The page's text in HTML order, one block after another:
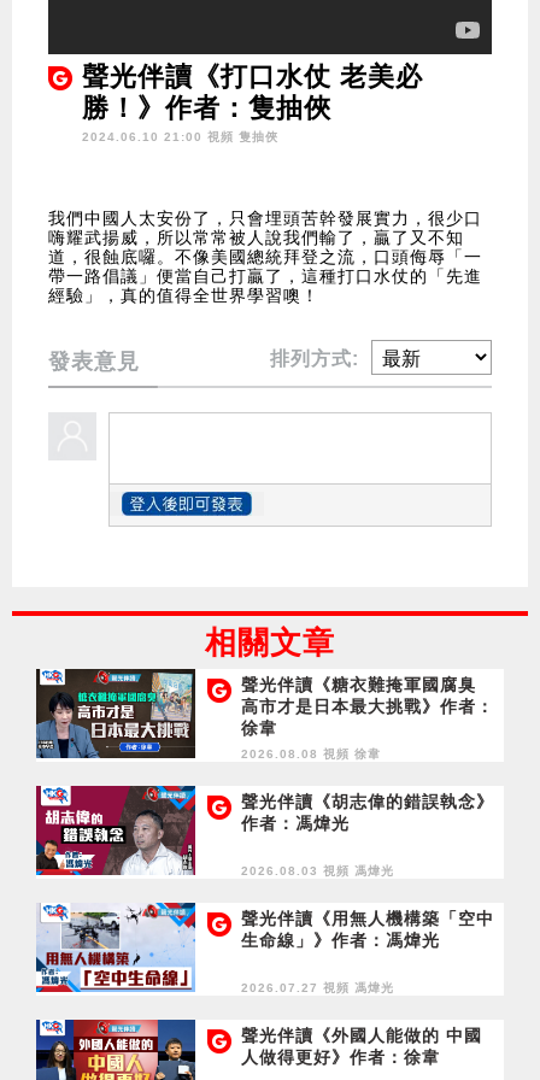
聲光伴讀《打口水仗 老美必
勝！》作者：隻抽俠
2024.06.10 21:00 視頻 隻抽俠
我們中國人太安份了，只會埋頭苦幹發展實力，很少口
嗨耀武揚威，所以常常被人說我們輸了，贏了又不知
道，很蝕底囉。不像美國總統拜登之流，口頭侮辱「一
帶一路倡議」便當自己打贏了，這種打口水仗的「先進
經驗」，真的值得全世界學習噢！
發表意見 排列方式:
相關文章
聲光伴讀《糖衣難掩軍國腐臭
高市才是日本最大挑戰》作者：
徐韋
2026.08.08 視頻 徐韋
聲光伴讀《胡志偉的錯誤執念》
作者：馮煒光
2026.08.03 視頻 馮煒光
聲光伴讀《用無人機構築「空中
生命線」》作者：馮煒光
2026.07.27 視頻 馮煒光
聲光伴讀《外國人能做的 中國
人做得更好》作者：徐韋